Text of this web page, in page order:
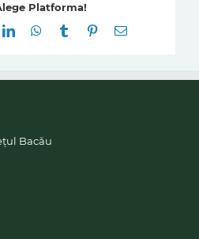
Platforma!
LinkedInWhatsApp
Tumblr Pinterest
E-
Bacău